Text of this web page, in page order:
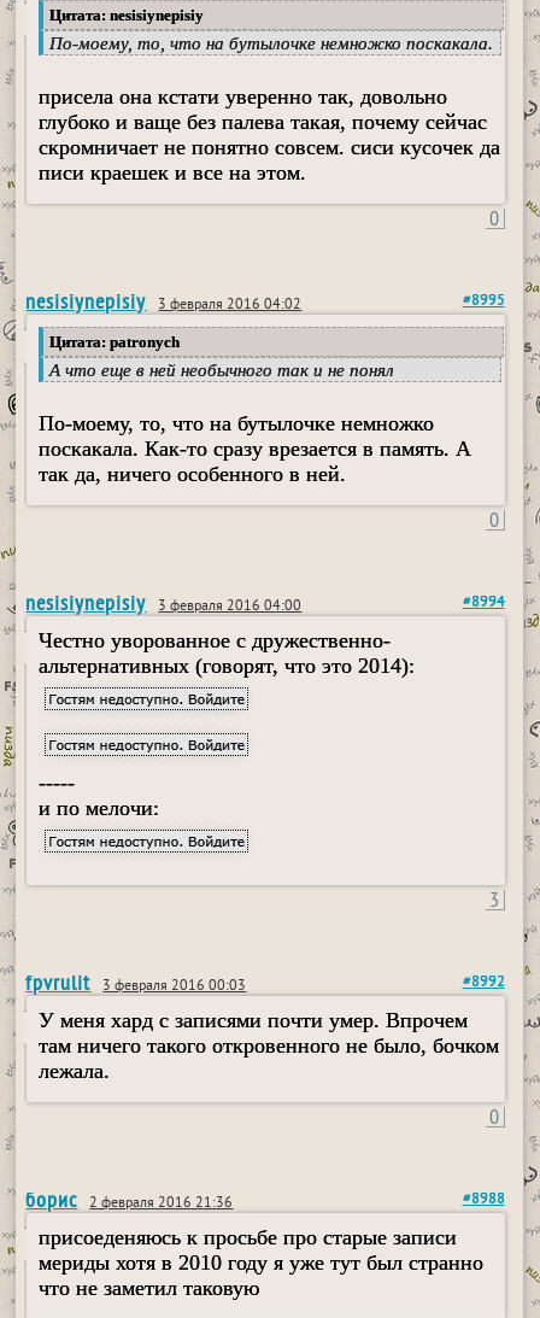
Цитата: nesisiynepisiy
По-моему, то, что на бутылочке немножко поскакала.
присела она кстати уверенно так, довольно
глубоко и ваще без палева такая, почему сейчас
скромничает не понятно совсем. сиси кусочек да
писи краешек и все на этом.
0
nesisiynepisiy 3 февраля 2016 04:02 #8995
Цитата: patronych
А что еще в ней необычного так и не понял
По-моему, то, что на бутылочке немножко
поскакала. Как-то сразу врезается в память. А
так да, ничего особенного в ней.
0
nesisiynepisiy 3 февраля 2016 04:00 #8994
Честно уворованное с дружественно-
альтернативных (говорят, что это 2014):
-----
и по мелочи:
3
fpvrulit 3 февраля 2016 00:03 #8992
У меня хард с записями почти умер. Впрочем
там ничего такого откровенного не было, бочком
лежала.
0
борис 2 февраля 2016 21:36 #8988
присоеденяюсь к просьбе про старые записи
мериды хотя в 2010 году я уже тут был странно
что не заметил таковую